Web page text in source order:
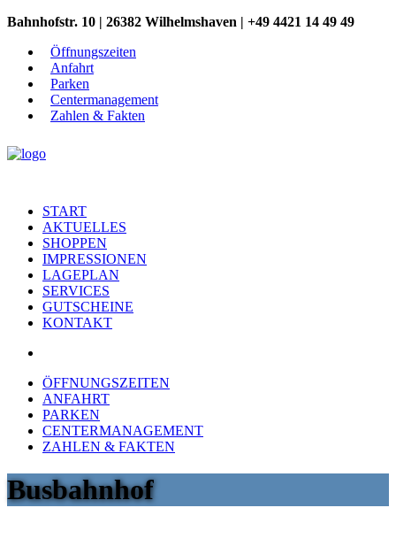
Bahnhofstr. 10 | 26382 Wilhelmshaven | +49 4421 14 49 49
Öffnungszeiten
Anfahrt
Parken
Centermanagement
Zahlen & Fakten
START
AKTUELLES
SHOPPEN
IMPRESSIONEN
LAGEPLAN
SERVICES
GUTSCHEINE
KONTAKT
ÖFFNUNGSZEITEN
ANFAHRT
PARKEN
CENTERMANAGEMENT
ZAHLEN & FAKTEN
Busbahnhof